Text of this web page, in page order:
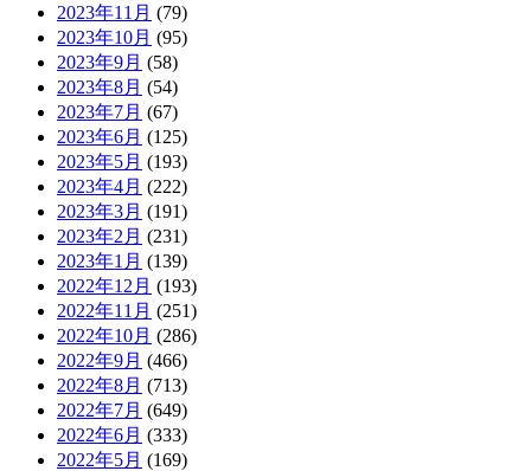
2023年11月 (79)
2023年10月 (95)
2023年9月 (58)
2023年8月 (54)
2023年7月 (67)
2023年6月 (125)
2023年5月 (193)
2023年4月 (222)
2023年3月 (191)
2023年2月 (231)
2023年1月 (139)
2022年12月 (193)
2022年11月 (251)
2022年10月 (286)
2022年9月 (466)
2022年8月 (713)
2022年7月 (649)
2022年6月 (333)
2022年5月 (169)